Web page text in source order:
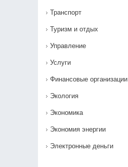
Транспорт
Туризм и отдых
Управление
Услуги
Финансовые организации
Экология
Экономика
Экономия энергии
Электронные деньги